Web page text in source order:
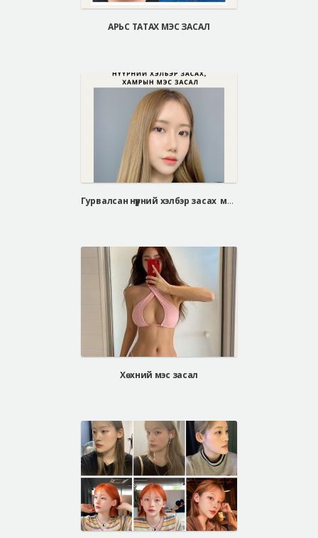
АРЬС ТАТАХ МЭС ЗАСАЛ
Гурвалсан нүүрний хэлбэр засах мэс засал, хамрын мэс засал
Хөхний мэс засал